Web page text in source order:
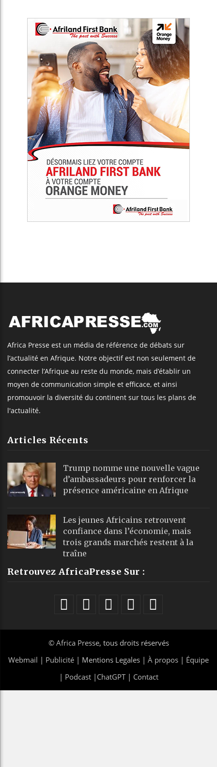
Africa Presse est un média de référence de débats sur
l’actualité en Afrique. Notre objectif est non seulement de
connecter l’Afrique au reste du monde, mais d’établir un
moyen de communication simple et efficace, et ainsi
promouvoir la diversité du continent sur tous les plans de
l'actualité.
Articles Récents
Trump nomme une nouvelle vague
d’ambassadeurs pour renforcer la
présence américaine en Afrique
Les jeunes Africains retrouvent
confiance dans l’économie, mais
trois grands marchés restent à la
traîne
Retrouvez AfricaPresse Sur :
© Africa Presse, tous droits réservés
Webmail | Publicité | Mentions Legales | À propos | Équipe
| Podcast| ChatGPT| Contact